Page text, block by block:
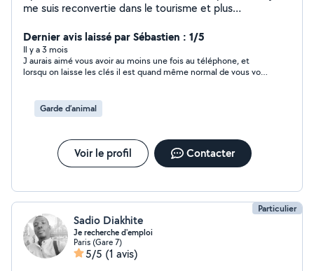
me suis reconvertie dans le tourisme et plus
depuis 2 ans, je suis retraitée. Nous habitons Paris
depuis 20 ans et avons toujours eu des chats à la
maison .
Dernier avis laissé par Sébastien : 1/5
Il y a 3 mois
J aurais aimé vous avoir au moins une fois au téléphone, et
lorsqu on laisse les clés il est quand même normal de vous voir
Garde d’animal
Voir le profil Contacter
Particulier
Sadio Diakhite
Je recherche d'emploi
Paris (Gare 7)
5/5 (1 avis)